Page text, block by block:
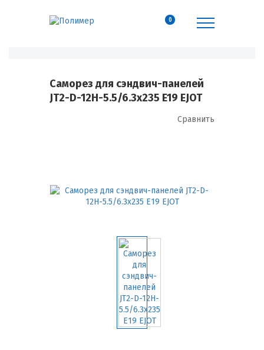
0
Саморез для сэндвич-панелей
JT2-D-12H-5.5/6.3х235 E19 EJOT
Сравнить